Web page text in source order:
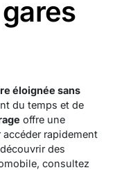
éloignée sans
du temps et de
offre une
rapidement
des
consultez